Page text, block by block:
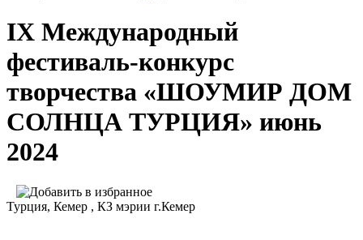
IX Международный
фестиваль-конкурс
творчества «ШОУМИР ДОМ
СОЛНЦА ТУРЦИЯ» июнь
2024
Турция, Кемер , КЗ мэрии г.Кемер